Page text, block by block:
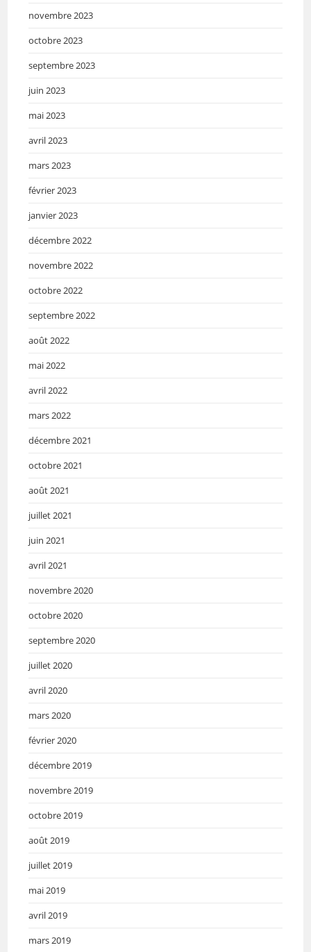
novembre 2023
octobre 2023
septembre 2023
juin 2023
mai 2023
avril 2023
mars 2023
février 2023
janvier 2023
décembre 2022
novembre 2022
octobre 2022
septembre 2022
août 2022
mai 2022
avril 2022
mars 2022
décembre 2021
octobre 2021
août 2021
juillet 2021
juin 2021
avril 2021
novembre 2020
octobre 2020
septembre 2020
juillet 2020
avril 2020
mars 2020
février 2020
décembre 2019
novembre 2019
octobre 2019
août 2019
juillet 2019
mai 2019
avril 2019
mars 2019